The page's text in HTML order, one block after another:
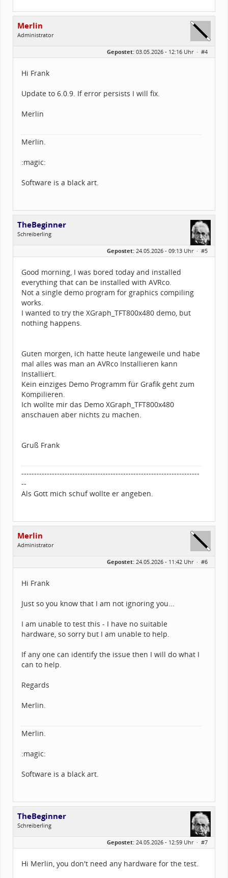
Merlin
Administrator
Beiträge:
1502
Gepostet: 03.05.2026 - 12:16 Uhr · #4
Hi Frank
Update to 6.0.9. If error persists I will fix.
Merlin
Merlin.
:magic:
Software is a black art.
TheBeginner
Schreiberling
Geschlecht:
keine Angabe
Alter:
69
Dabei seit:
06 / 2013
Gepostet: 24.05.2026 - 09:13 Uhr · #5
Good morning, I was bored today and installed
everything that can be installed with AVRco.
Not a single demo program for graphics compiling
works.
I wanted to try the XGraph_TFT800x480 demo, but
nothing happens.
Guten morgen, ich hatte heute langeweile und habe
mal alles was man an AVRco Installieren kann
Installiert.
Kein einziges Demo Programm für Grafik geht zum
Kompilieren.
Ich wollte mir das Demo XGraph_TFT800x480
anschauen aber nichts zu machen.
Gruß Frank
----------------------------------------------------------------------
--
Als Gott mich schuf wollte er angeben.
Merlin
Administrator
Beiträge:
1502
Gepostet: 24.05.2026 - 11:42 Uhr · #6
Hi Frank
Just so you know that I am not ignoring you...
I am unable to test this - I have no suitable
hardware, so sorry but I am unable to help.
If any one can identify the issue then I will do what I
can to help.
Regards
Merlin.
Merlin.
:magic:
Software is a black art.
TheBeginner
Schreiberling
Geschlecht:
keine Angabe
Alter:
69
Dabei seit:
06 / 2013
Gepostet: 24.05.2026 - 12:59 Uhr · #7
Hi Merlin, you don't need any hardware for the test.